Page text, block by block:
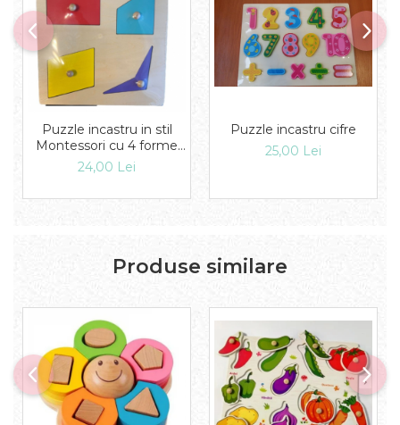
Puzzle incastru in stil
Montessori cu 4 forme
geometrice
24,00 Lei
Puzzle incastru cifre
25,00 Lei
Produse similare